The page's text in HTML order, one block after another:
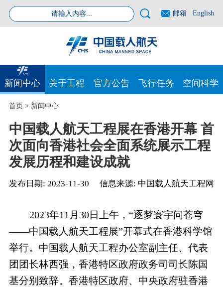
邮箱 English
新闻中心 关于工程 官方公告 飞行任务 空间科学
首页> 新闻中心
中国载人航天工程展在香港开幕 首
次面向香港社会全面系统展示工程
发展历程和建设成就
发布日期: 2023-11-30 信息来源: 中国载人航天工程网
2023年11月30日上午，“逐梦寰宇问苍穹
——中国载人航天工程展”开幕式在香港科学馆
举行。中国载人航天工程办公室副主任、代表
团团长林西强，香港特区政府政务司司长陈国
基分别致辞。香港特区政府、中央政府驻香港